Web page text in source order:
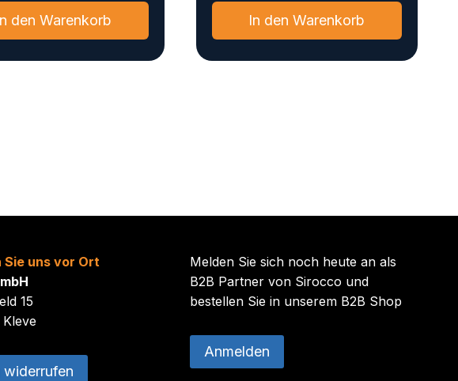
den Warenkorb In den Warenkorb
Sie uns vor Ort
15
widerrufen
Melden Sie sich noch heute an als
B2B Partner von Sirocco und
bestellen Sie in unserem B2B Shop
Anmelden